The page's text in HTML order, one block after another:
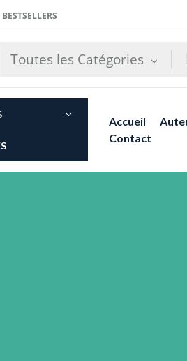
BESTSELLERS
Toutes les Catégories
Accueil
Contact